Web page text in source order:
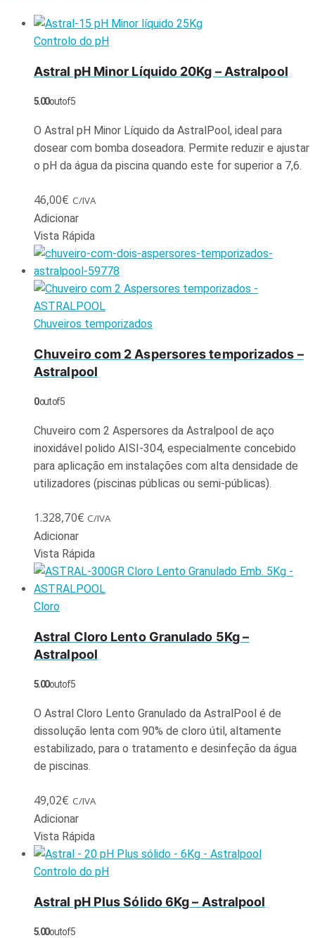
Controlo do pH
Astral pH Minor Líquido 20Kg – Astralpool
5.00out of 5
O Astral pH Minor Líquido da AstralPool, ideal para
dosear com bomba doseadora. Permite reduzir e ajustar
o pH da água da piscina quando este for superior a 7,6.
46,00€ C/IVA
Adicionar
Vista Rápida
Chuveiros temporizados
Chuveiro com 2 Aspersores temporizados –
Astralpool
0out of 5
Chuveiro com 2 Aspersores da Astralpool de aço
inoxidável polido AISI-304, especialmente concebido
para aplicação em instalações com alta densidade de
utilizadores (piscinas públicas ou semi-públicas).
1.328,70€ C/IVA
Adicionar
Vista Rápida
Cloro
Astral Cloro Lento Granulado 5Kg –
Astralpool
5.00out of 5
O Astral Cloro Lento Granulado da AstralPool é de
dissolução lenta com 90% de cloro útil, altamente
estabilizado, para o tratamento e desinfeção da água
de piscinas.
49,02€ C/IVA
Adicionar
Vista Rápida
Controlo do pH
Astral pH Plus Sólido 6Kg – Astralpool
5.00out of 5